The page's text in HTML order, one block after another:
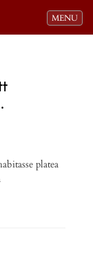
Toggle
MENU
.
platea